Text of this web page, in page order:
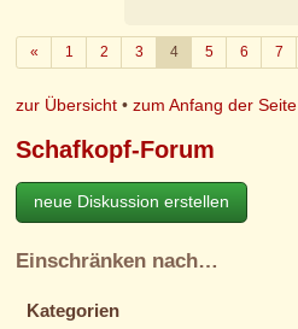
«Zurück
1 2 3 4 5 6 7
zur Übersicht •zum Anfang der Seite
Schafkopf-Forum
neue Diskussion erstellen
Einschränken nach…
Kategorien